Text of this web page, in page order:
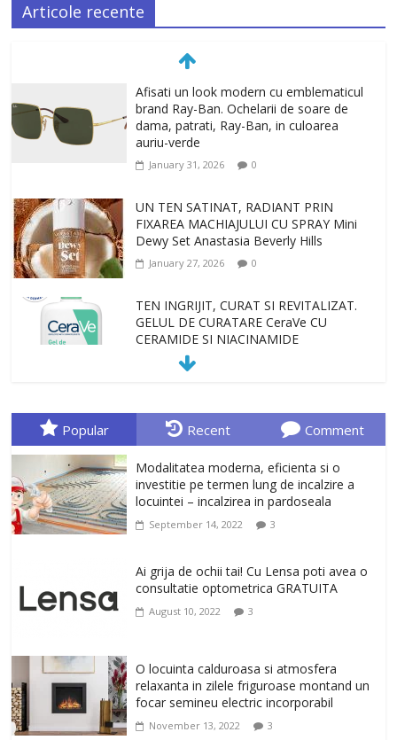
Articole recente
Afisati un look modern cu emblematicul
brand Ray-Ban. Ochelarii de soare de
dama, patrati, Ray-Ban, in culoarea
auriu-verde
January 31, 2026 0
UN TEN SATINAT, RADIANT PRIN
FIXAREA MACHIAJULUI CU SPRAY Mini
Dewy Set Anastasia Beverly Hills
January 27, 2026 0
TEN INGRIJIT, CURAT SI REVITALIZAT.
GELUL DE CURATARE CeraVe CU
CERAMIDE SI NIACINAMIDE
January 23, 2026
ori o provocare. Idei inedite, cadouri
originale, le puteti avea la Giftspot.ro,
alegere buna, Oglinda de baie cu mărire
și iluminare LED
February 20, 2026 0
un corp sanatos si armonios dezvoltat,
cu Flexor Fitness-dispozitiv pentru
tonifiere muschi
Un ten regenerat, fara riduri. Crema
antirid Ivatherm pentru o piele neteda si
elastica.
February 6, 2026 0
Popular Recent Comment
Modalitatea moderna, eficienta si o
investitie pe termen lung de incalzire a
locuintei – incalzirea in pardoseala
September 14, 2022 3
Ai grija de ochii tai! Cu Lensa poti avea o
consultatie optometrica GRATUITA
August 10, 2022 3
O locuinta calduroasa si atmosfera
relaxanta in zilele friguroase montand un
focar semineu electric incorporabil
November 13, 2022 3